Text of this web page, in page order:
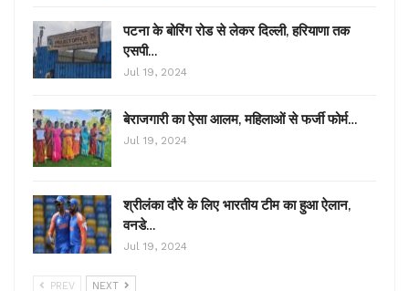
पटना के बोरिंग रोड से लेकर दिल्ली, हरियाणा तक
एसपी…
Jul 19, 2024
बेराजगारी का ऐसा आलम, महिलाओं से फर्जी फोर्म…
Jul 19, 2024
श्रीलंका दौरे के लिए भारतीय टीम का हुआ ऐलान,
वनडे…
Jul 19, 2024
PREV NEXT